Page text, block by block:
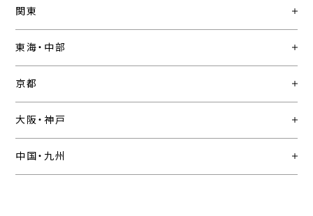
関東
東海・中部
京都
大阪・神戸
中国・九州